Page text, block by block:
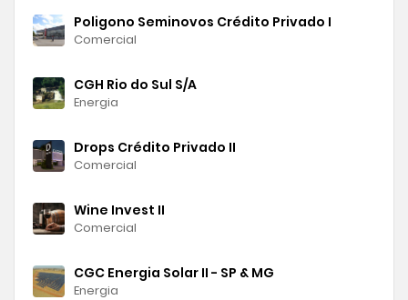
Poligono Seminovos Crédito Privado I
Comercial
CGH Rio do Sul S/A
Energia
Drops Crédito Privado II
Comercial
Wine Invest II
Comercial
CGC Energia Solar II - SP & MG
Energia